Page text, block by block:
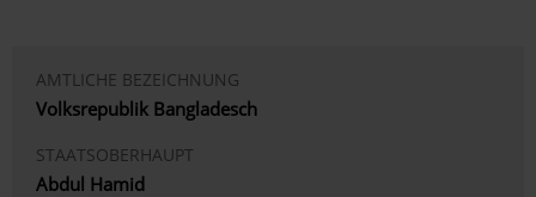
AMTLICHE BEZEICHNUNG
Volksrepublik Bangladesch
STAATSOBERHAUPT
Abdul Hamid